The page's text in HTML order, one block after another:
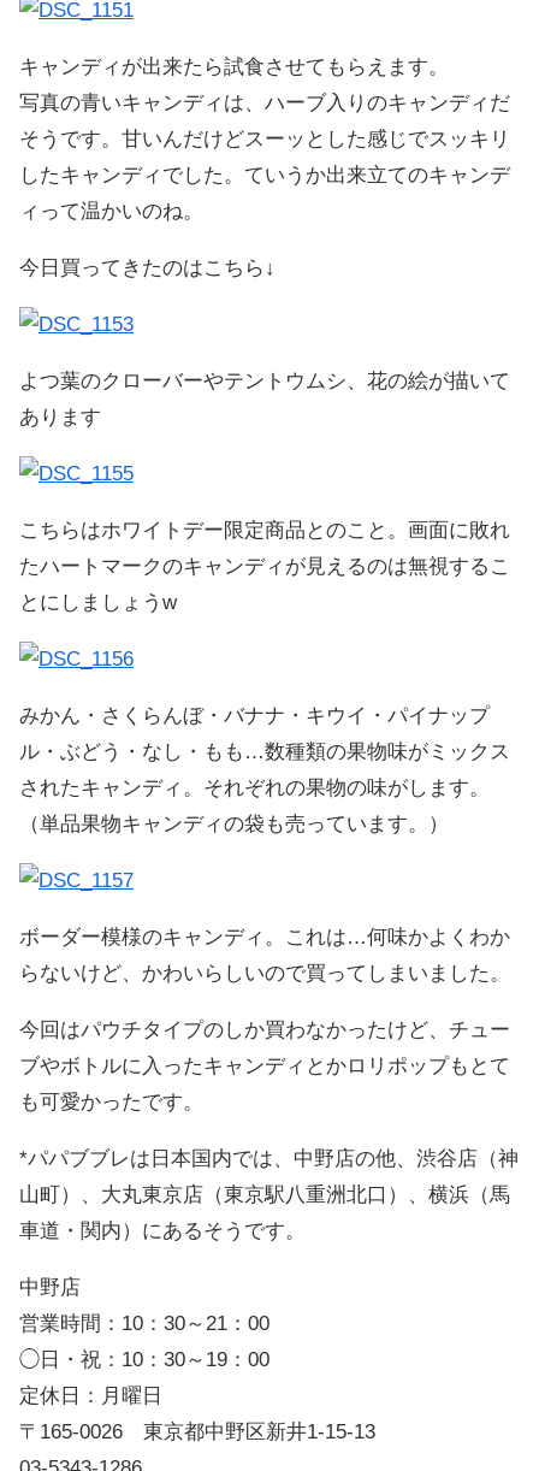
キャンディが出来たら試食させてもらえます。
写真の青いキャンディは、ハーブ入りのキャンディだ
そうです。甘いんだけどスーッとした感じでスッキリ
したキャンディでした。ていうか出来立てのキャンデ
ィって温かいのね。
今日買ってきたのはこちら↓
よつ葉のクローバーやテントウムシ、花の絵が描いて
あります
こちらはホワイトデー限定商品とのこと。画面に敗れ
たハートマークのキャンディが見えるのは無視するこ
とにしましょうw
みかん・さくらんぼ・バナナ・キウイ・パイナップ
ル・ぶどう・なし・もも…数種類の果物味がミックス
されたキャンディ。それぞれの果物の味がします。
（単品果物キャンディの袋も売っています。）
ボーダー模様のキャンディ。これは…何味かよくわか
らないけど、かわいらしいので買ってしまいました。
今回はパウチタイプのしか買わなかったけど、チュー
ブやボトルに入ったキャンディとかロリポップもとて
も可愛かったです。
*パパブブレは日本国内では、中野店の他、渋谷店（神
山町）、大丸東京店（東京駅八重洲北口）、横浜（馬
車道・関内）にあるそうです。
中野店
営業時間：10：30～21：00
◯日・祝：10：30～19：00
定休日：月曜日
〒165-0026 東京都中野区新井1-15-13